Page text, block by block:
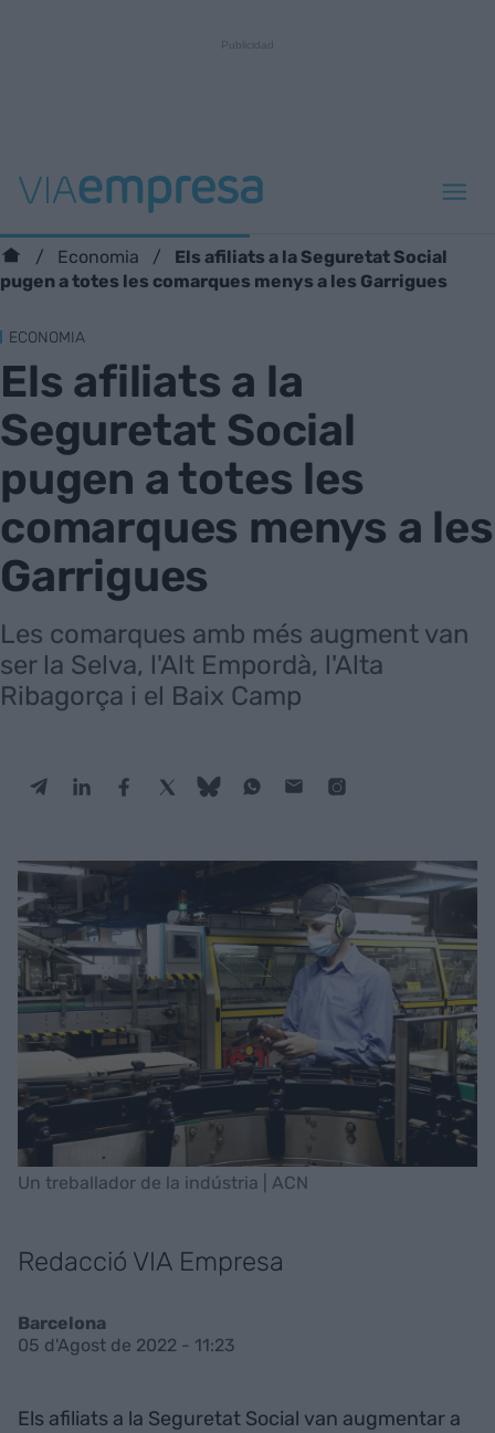
Economia
Els afiliats a la Seguretat Social
pugen a totes les comarques menys a les Garrigues
ECONOMIA
Els afiliats a la
Seguretat Social
pugen a totes les
comarques menys a les
Garrigues
Les comarques amb més augment van
ser la Selva, l'Alt Empordà, l'Alta
Ribagorça i el Baix Camp
Un treballador de la indústria | ACN
Redacció VIA Empresa
Barcelona
05 d'Agost de 2022 - 11:23
Els afiliats a la Seguretat Social van augmentar a